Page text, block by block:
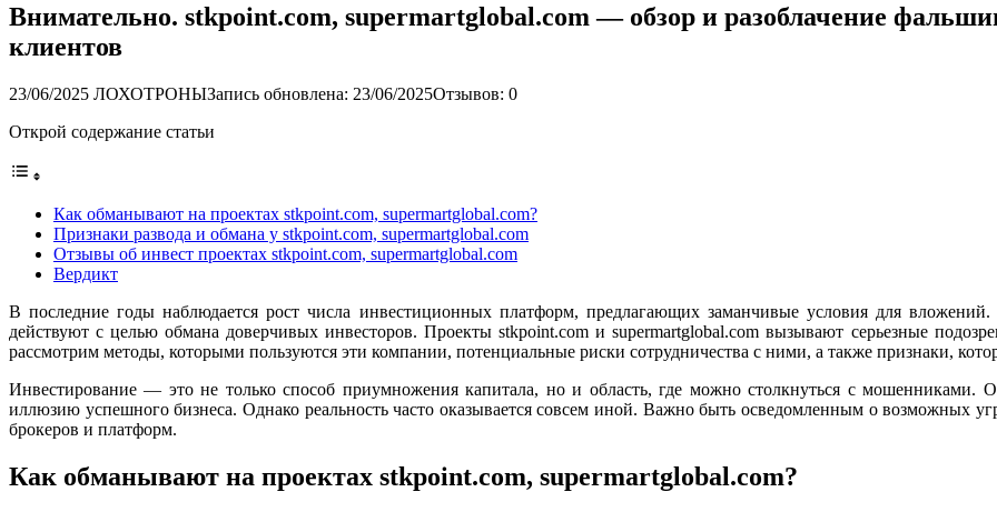
Внимательно. stkpoint.com, supermartglobal.com — обзор и разоблачение
клиентов
23/06/2025 ЛОХОТРОНЫЗапись обновлена: 23/06/2025Отзывов: 0
Открой содержание статьи
Как обманывают на проектах stkpoint.com, supermartglobal.com?
Признаки развода и обмана у stkpoint.com, supermartglobal.com
Отзывы об инвест проектах stkpoint.com, supermartglobal.com
Вердикт
В последние годы наблюдается рост числа инвестиционных платформ, предлагающих заманчивые условия для
действуют с целью обмана доверчивых инвесторов. Проекты stkpoint.com и supermartglobal.com вызывают серьезные
рассмотрим методы, которыми пользуются эти компании, потенциальные риски сотрудничества с ними, а также признаки,
Инвестирование — это не только способ приумножения капитала, но и область, где можно столкнуться с
иллюзию успешного бизнеса. Однако реальность часто оказывается совсем иной. Важно быть осведомленным о возможных
брокеров и платформ.
Как обманывают на проектах stkpoint.com, supermartglobal.com?